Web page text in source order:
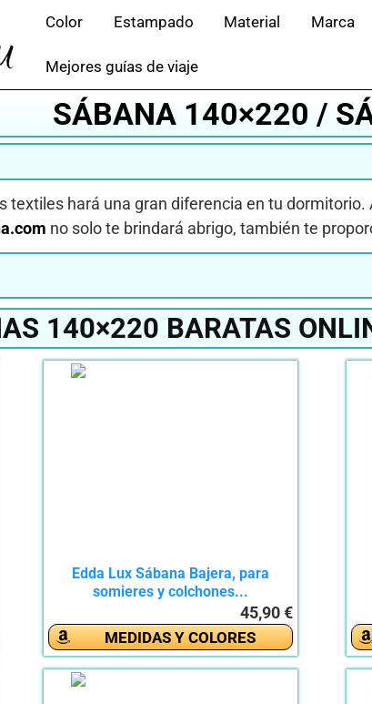
Color Estampado Material Marca
Mejores guías de viaje
SÁBANA 140×220 /
textiles hará una gran diferencia en tu dormitorio.
no solo te brindará abrigo, también te
140×220 BARATAS
Edda Lux Sábana Bajera, para
somieres y colchones...
45,90 €
MEDIDAS Y COLORES